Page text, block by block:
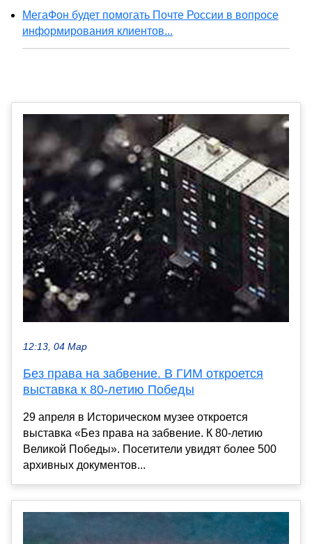
МегаФон будет помогать Почте России в вопросе
информирования клиентов...
12:13, 04 Мар
Без права на забвение. В ГИМ откроется
выставка к 80-летию Победы
29 апреля в Историческом музее откроется
выставка «Без права на забвение. К 80-летию
Великой Победы». Посетители увидят более 500
архивных документов...